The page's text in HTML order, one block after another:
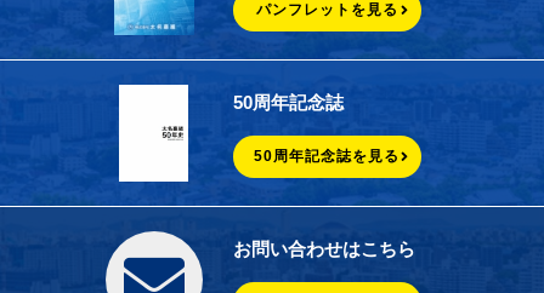
パンフレットを見る
50周年記念誌
50周年記念誌を見る
お問い合わせはこちら